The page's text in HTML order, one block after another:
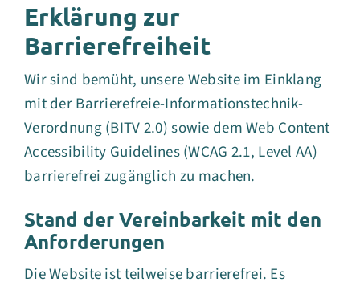
Erklärung zur
Barrierefreiheit
Wir sind bemüht, unsere Website im Einklang
mit der Barrierefreie-Informationstechnik-
Verordnung (BITV 2.0) sowie dem Web Content
Accessibility Guidelines (WCAG 2.1, Level AA)
barrierefrei zugänglich zu machen.
Stand der Vereinbarkeit mit den
Anforderungen
Die Website ist teilweise barrierefrei. Es